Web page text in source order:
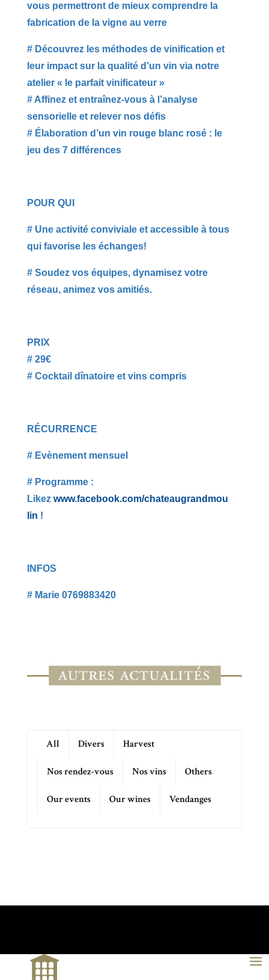
vous permettront de mieux comprendre la
fabrication de la vigne au verre
# Découvrez les méthodes de vinification et
leur impact sur la qualité d’un vin via notre
atelier « le parfait vinificateur »
# Affinez et entraînez-vous à l’analyse
sensorielle et relever nos défis
# Élaboration d’un vin rouge blanc rosé : le
jeu des 7 différences
POUR QUI
# Une activité conviviale et accessible à tous
qui favorise les échanges!
# Soudez vos équipes, dynamisez votre
réseau, animez vos amitiés.
PRIX
# 29€
# Cocktail dînatoire et vins compris
RÉCURRENCE
# Evènement mensuel
# Programme :
Likez www.facebook.com/chateaugrandmou
lin !
INFOS
# Marie 0769883420
All Divers Harvest
Nos rendez-vous Nos vins Others
Our events Our wines Vendanges